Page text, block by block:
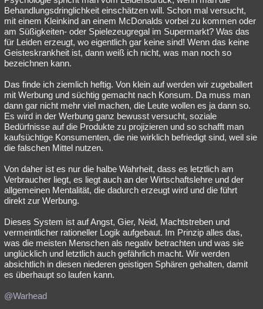
Behandlungsdringlichkeit einschätzen will. Schon mal versucht,
mit einem Kleinkind an einem McDonalds vorbei zu kommen oder
am Süßigkeiten- oder Spielezeugregal im Supermarkt? Was das
für Leiden erzeugt, wo eigentlich gar keine sind! Wenn das keine
Geisteskrankheit ist, dann weiß ich nicht, was man noch so
bezeichnen kann.
Das finde ich ziemlich heftig. Von klein auf werden wir zugeballert
mit Werbung und süchtig gemacht nach Konsum. Da muss man
dann gar nicht mehr viel machen, die Leute wollen es ja dann so.
Es wird in der Werbung ganz bewusst versucht, soziale
Bedürfnisse auf die Produkte zu projizieren und so schafft man
kaufsüchtige Konsumenten, die nie wirklich befriedigt sind, weil sie
die falschen Mittel nutzen.
Von daher ist es nur die halbe Wahrheit, dass es letztlich am
Verbraucher liegt, es liegt auch an der Wirtschaftslehre und der
allgemeinen Mentalität, die dadurch erzeugt wird und die führt
direkt zur Werbung.
Dieses System ist auf Angst, Gier, Neid, Machtstreben und
vermeintlicher rationeller Logik aufgebaut. Im Prinzip alles das,
was die meisten Menschen als negativ betrachten und was sie
unglücklich und letztlich auch gefährlich macht. Wir werden
absichtlich in diesen niederen geistigen Sphären gehalten, damit
es überhaupt so laufen kann.
@Warhead